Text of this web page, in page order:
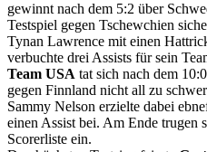
gewinnt nach dem 5:2 über
Testspiel gegen Tschewchien
Tynan Lawrence mit einen
verbuchte drei Assists für sein
Team USA tat sich nach dem
gegen Finnland nicht all zu
Sammy Nelson erzielte dabei
einen Assist bei. Am Ende trugen
Scorerliste ein.